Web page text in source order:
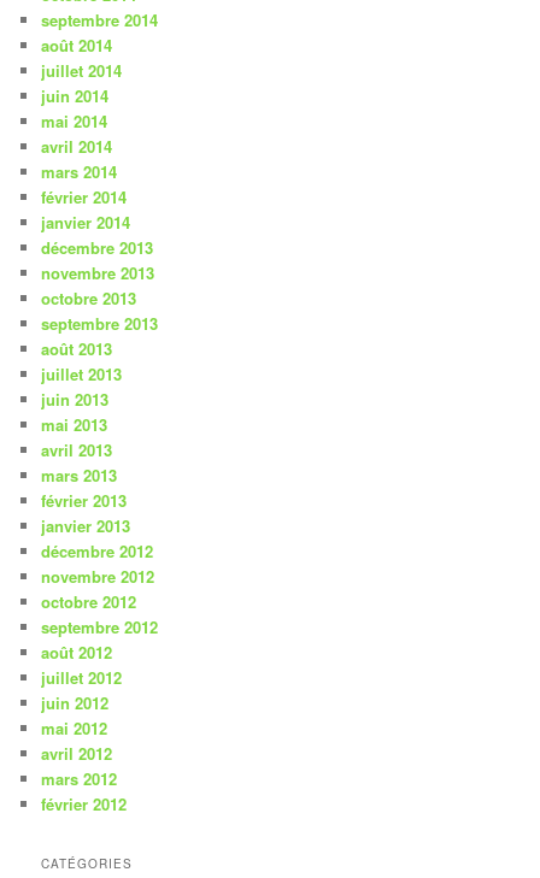
septembre 2014
août 2014
juillet 2014
juin 2014
mai 2014
avril 2014
mars 2014
février 2014
janvier 2014
décembre 2013
novembre 2013
octobre 2013
septembre 2013
août 2013
juillet 2013
juin 2013
mai 2013
avril 2013
mars 2013
février 2013
janvier 2013
décembre 2012
novembre 2012
octobre 2012
septembre 2012
août 2012
juillet 2012
juin 2012
mai 2012
avril 2012
mars 2012
février 2012
CATÉGORIES